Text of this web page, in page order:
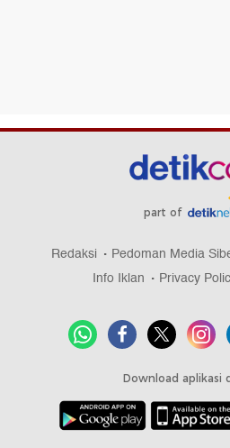
part of
Redaksi Pedoman Media
Info Iklan
Privacy
Download aplikasi